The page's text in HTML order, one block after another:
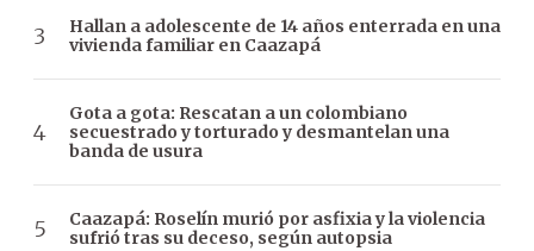
Hallan a adolescente de 14 años enterrada en una
vivienda familiar en Caazapá
Gota a gota: Rescatan a un colombiano
secuestrado y torturado y desmantelan una
banda de usura
Caazapá: Roselín murió por asfixia y la violencia
sufrió tras su deceso, según autopsia